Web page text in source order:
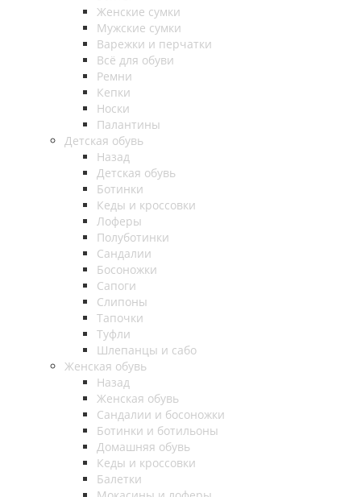
Женские сумки
Мужские сумки
Варежки и перчатки
Всё для обуви
Ремни
Кепки
Носки
Палантины
Детская обувь
Назад
Детская обувь
Ботинки
Кеды и кроссовки
Лоферы
Полуботинки
Сандалии
Босоножки
Сапоги
Слипоны
Тапочки
Туфли
Шлепанцы и сабо
Женская обувь
Назад
Женская обувь
Сандалии и босоножки
Ботинки и ботильоны
Домашняя обувь
Кеды и кроссовки
Балетки